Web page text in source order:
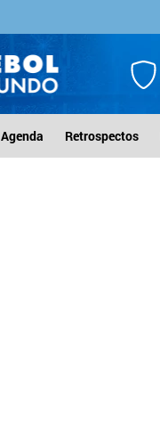
Agenda Retrospectos